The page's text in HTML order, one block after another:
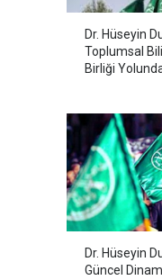
Dr. Hüseyin
Toplumsal
Birliği
Dr. Hüseyin
Güncel